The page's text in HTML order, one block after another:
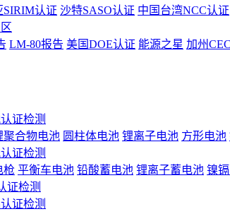
SIRIM认证 沙特SASO认证 中国台湾NCC认证
LM-80报告 美国DOE认证 能源之星 加州
证检测
聚合物电池 圆柱体电池 锂离子电池 方形电池
证检测
枪 平衡车电池 铅酸蓄电池 锂离子蓄电池 镍
证检测
证检测